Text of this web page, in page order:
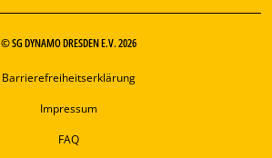
© SG DYNAMO DRESDEN E.V. 2026
Barrierefreiheitserklärung
Impressum
FAQ